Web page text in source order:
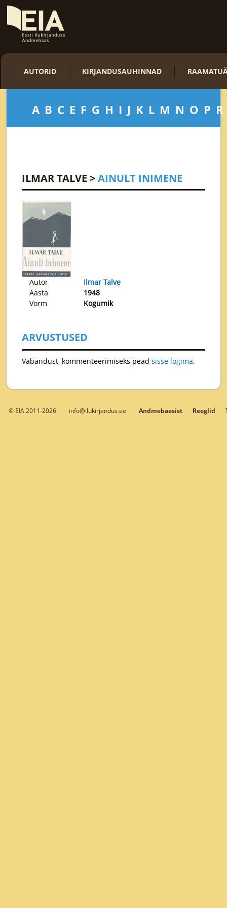
AUTORID KIRJANDUSAUHINNAD
A B C E F G H I J K L M N O P R
ILMAR TALVE >AINULT INIMENE
Autor
Aasta
Vorm
Ilmar Talve
1948
Kogumik
ARVUSTUSED
Vabandust, kommenteerimiseks peadsisse logima.
© EIA 2011-2026 info@ilukirjandus.ee Andmebaasist Reeglid